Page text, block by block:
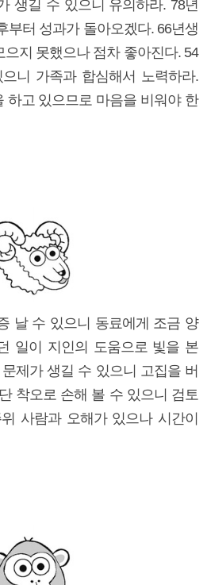
생길 수 있으니 유의하라. 78년
부터 성과가 돌아오겠다. 66년생
지 못했으나 점차 좋아진다. 54
니 가족과 합심해서 노력하라.
하고 있으므로 마음을 비워야 한
날 수 있으니 동료에게 조금 양
일이 지인의 도움으로 빛을 본
제가 생길 수 있으니 고집을 버
착오로 손해 볼 수 있으니 검토
사람과 오해가 있으나 시간이